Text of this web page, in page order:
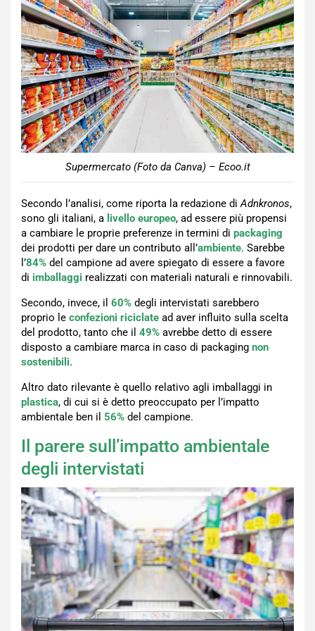
Supermercato (Foto da Canva) – Ecoo.it
Secondo l’analisi, come riporta la redazione diAdnkronos,
sono gli italiani, a livello europeo, ad essere più propensi
a cambiare le proprie preferenze in termini di packaging
dei prodotti per dare un contributo all’ambiente. Sarebbe
l’84% del campione ad avere spiegato di essere a favore
di imballaggi realizzati con materiali naturali e rinnovabili.
Secondo, invece, il 60% degli intervistati sarebbero
proprio le confezioni riciclate ad aver influito sulla scelta
del prodotto, tanto che il 49% avrebbe detto di essere
disposto a cambiare marca in caso di packaging non
sostenibili.
Altro dato rilevante è quello relativo agli imballaggi in
plastica, di cui si è detto preoccupato per l’impatto
ambientale ben il 56% del campione.
Il parere sull’impatto ambientale
degli intervistati